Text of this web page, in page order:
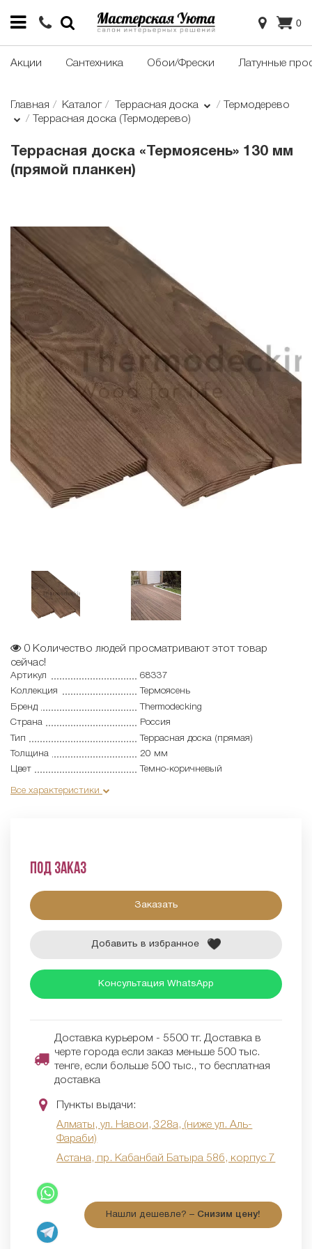
0
Акции Сантехника Обои/Фрески Латунные
Главная Каталог Террасная доска
Термодерево
Террасная доска (Термодерево)
Террасная доска «Термоясень» 130 мм
(прямой планкен)
0 Количество людей просматривают этот товар
сейчас!
Артикул
68337
Коллекция
Термоясень
Бренд
Thermodecking
Страна
Россия
Тип
Террасная доска (прямая)
Толщина
20 мм
Цвет
Темно-коричневый
Все характеристики
Под заказ
Заказать
Добавить в избранное
Консультация WhatsApp
Доставка курьером - 5500 тг. Доставка в
черте города если заказ меньше 500 тыс.
тенге, если больше 500 тыс., то бесплатная
доставка
Пункты выдачи:
Алматы, ул. Навои, 328а, (ниже ул. Аль-
Фараби)
Астана, пр. Кабанбай Батыра 58б, корпус 7
Нашли дешевле? – Снизим цену!